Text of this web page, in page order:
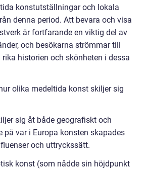
konstutställningar och lokala
denna period. Att bevara och visa
är fortfarande en viktig del av
och besökarna strömmar till
historien och skönheten i dessa
olika medeltida konst skiljer sig
sig åt både geografiskt och
på var i Europa konsten skapades
och uttryckssätt.
konst (som nådde sin höjdpunkt